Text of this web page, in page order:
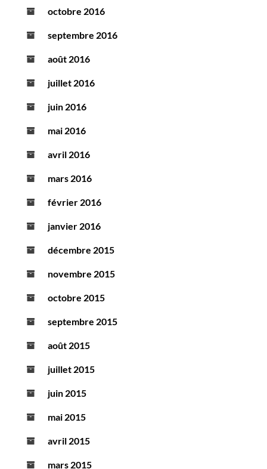
octobre 2016
septembre 2016
août 2016
juillet 2016
juin 2016
mai 2016
avril 2016
mars 2016
février 2016
janvier 2016
décembre 2015
novembre 2015
octobre 2015
septembre 2015
août 2015
juillet 2015
juin 2015
mai 2015
avril 2015
mars 2015